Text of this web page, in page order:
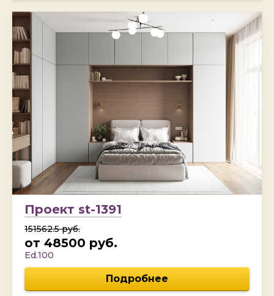
Проект st-1391
151562.5 руб.
от 48500 руб.
Ed.100
Подробнее